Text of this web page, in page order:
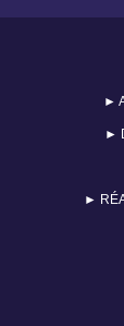
►
►
►